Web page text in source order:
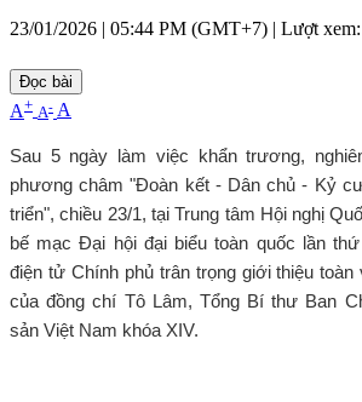
23/01/2026 | 05:44 PM (GMT+7) | Lượt
Đọc bài
A+ A- A
Sau 5 ngày làm việc khẩn trương,
phương châm "Đoàn kết - Dân chủ - Kỷ
triển", chiều 23/1, tại Trung tâm Hội nghị
bế mạc Đại hội đại biểu toàn quốc lần
điện tử Chính phủ trân trọng giới thiệu toàn
của đồng chí Tô Lâm, Tổng Bí thư Ban
sản Việt Nam khóa XIV.